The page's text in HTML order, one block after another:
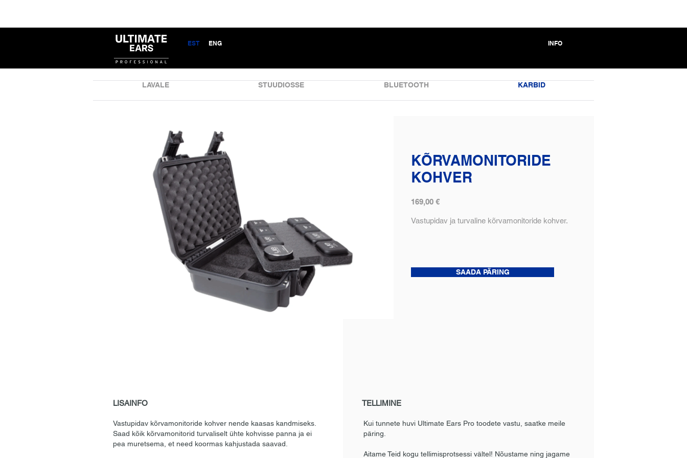
EST ENG INFO
KARBID
BLUETOOTH
STUUDIOSSE
LAVALE
KÕRVAMONITORIDE
KOHVER
169,00 €
Vastupidav ja turvaline kõrvamonitoride kohver.
SAADA PÄRING
LISAINFO
Vastupidav kõrvamonitoride kohver nende kaasas kandmiseks.
Saad kõik kõrvamonitorid turvaliselt ühte kohvisse panna ja ei
pea muretsema, et need koormas kahjustada saavad.
TELLIMINE
Kui tunnete huvi Ultimate Ears Pro toodete vastu, saatke meile
päring.
Aitame Teid kogu tellimisprotsessi vältel! Nõustame ning jagame